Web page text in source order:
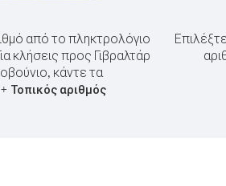
από το πληκτρολόγιο
κλήσεις προς Γιβραλτάρ
κάντε τα
Τοπικός αριθμός